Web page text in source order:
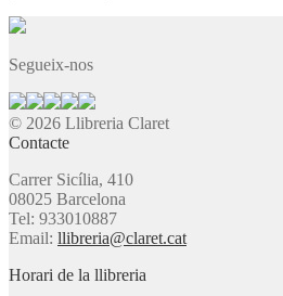
Segueix-nos
© 2026 Llibreria Claret
Contacte
Carrer Sicília, 410
08025 Barcelona
Tel: 933010887
Email: llibreria@claret.cat
Horari de la llibreria